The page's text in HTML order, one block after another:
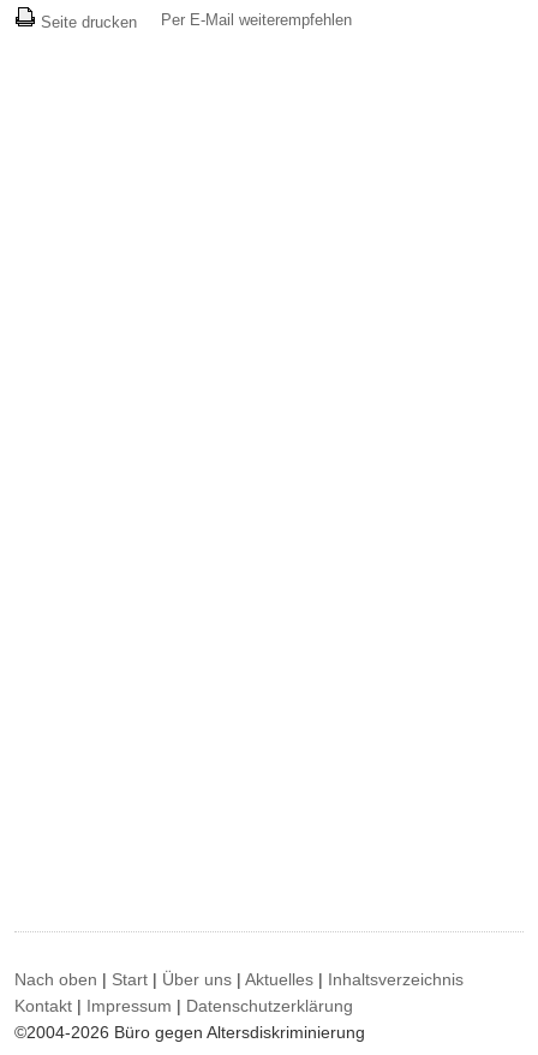
Seite drucken Per E-Mail weiterempfehlen
Nach oben | Start | Über uns |Aktuelles | Inhaltsverzeichnis
Kontakt | Impressum | Datenschutzerklärung
©2004-2026 Büro gegen Altersdiskriminierung